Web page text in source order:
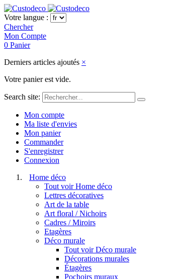
Votre langue :
Chercher
Mon Compte
0 Panier
Derniers articles ajoutés ×
Votre panier est vide.
Search site:
Mon compte
Ma liste d'envies
Mon panier
Commander
S'enregistrer
Connexion
Home déco
Tout voir Home déco
Lettres décoratives
Art de la table
Art floral / Nichoirs
Cadres / Miroirs
Etagères
Déco murale
Tout voir Déco murale
Décorations murales
Étagères
Pochoirs muraux